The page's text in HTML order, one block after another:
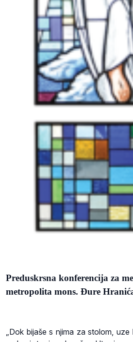
Preduskrsna konferencija za
metropolita mons. Đure
„Dok bijaše s njima za stolom,